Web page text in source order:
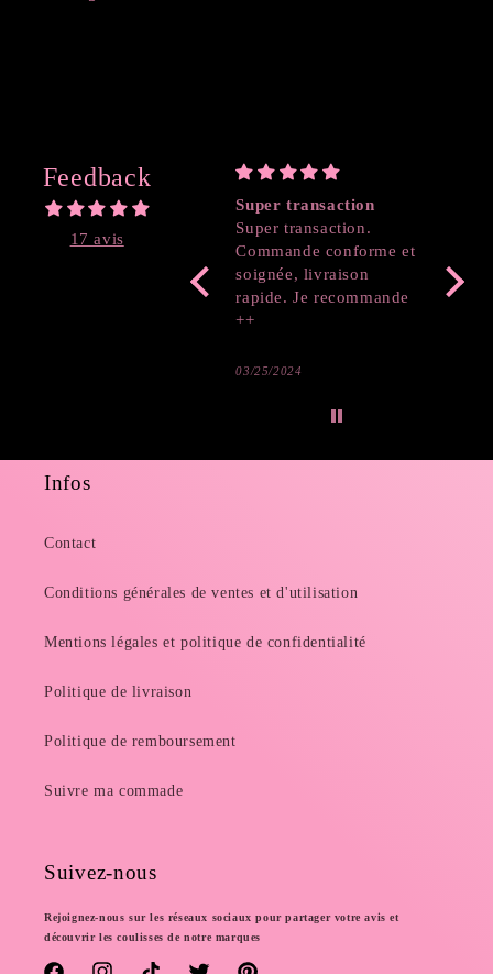
Feedback
17 avis
Super transaction
Super transaction.
Commande conforme et
soignée, livraison
rapide. Je recommande
++
03/25/2024
Infos
Contact
Conditions générales de ventes et d'utilisation
Mentions légales et politique de confidentialité
Politique de livraison
Politique de remboursement
Suivre ma commade
Suivez-nous
Rejoignez-nous sur les réseaux sociaux pour partager votre avis et
découvrir les coulisses de notre marques